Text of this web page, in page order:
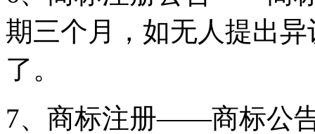
期三个月，如无人提出
了。
7、商标注册——商标公